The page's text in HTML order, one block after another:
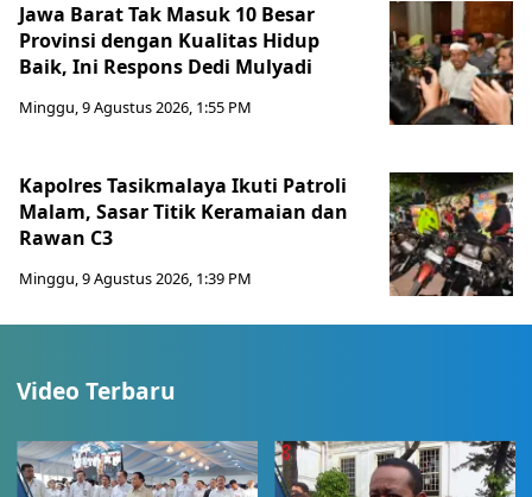
Jawa Barat Tak Masuk 10 Besar
Provinsi dengan Kualitas Hidup
Baik, Ini Respons Dedi Mulyadi
Minggu, 9 Agustus 2026, 1:55 PM
Kapolres Tasikmalaya Ikuti Patroli
Malam, Sasar Titik Keramaian dan
Rawan C3
Minggu, 9 Agustus 2026, 1:39 PM
Video Terbaru